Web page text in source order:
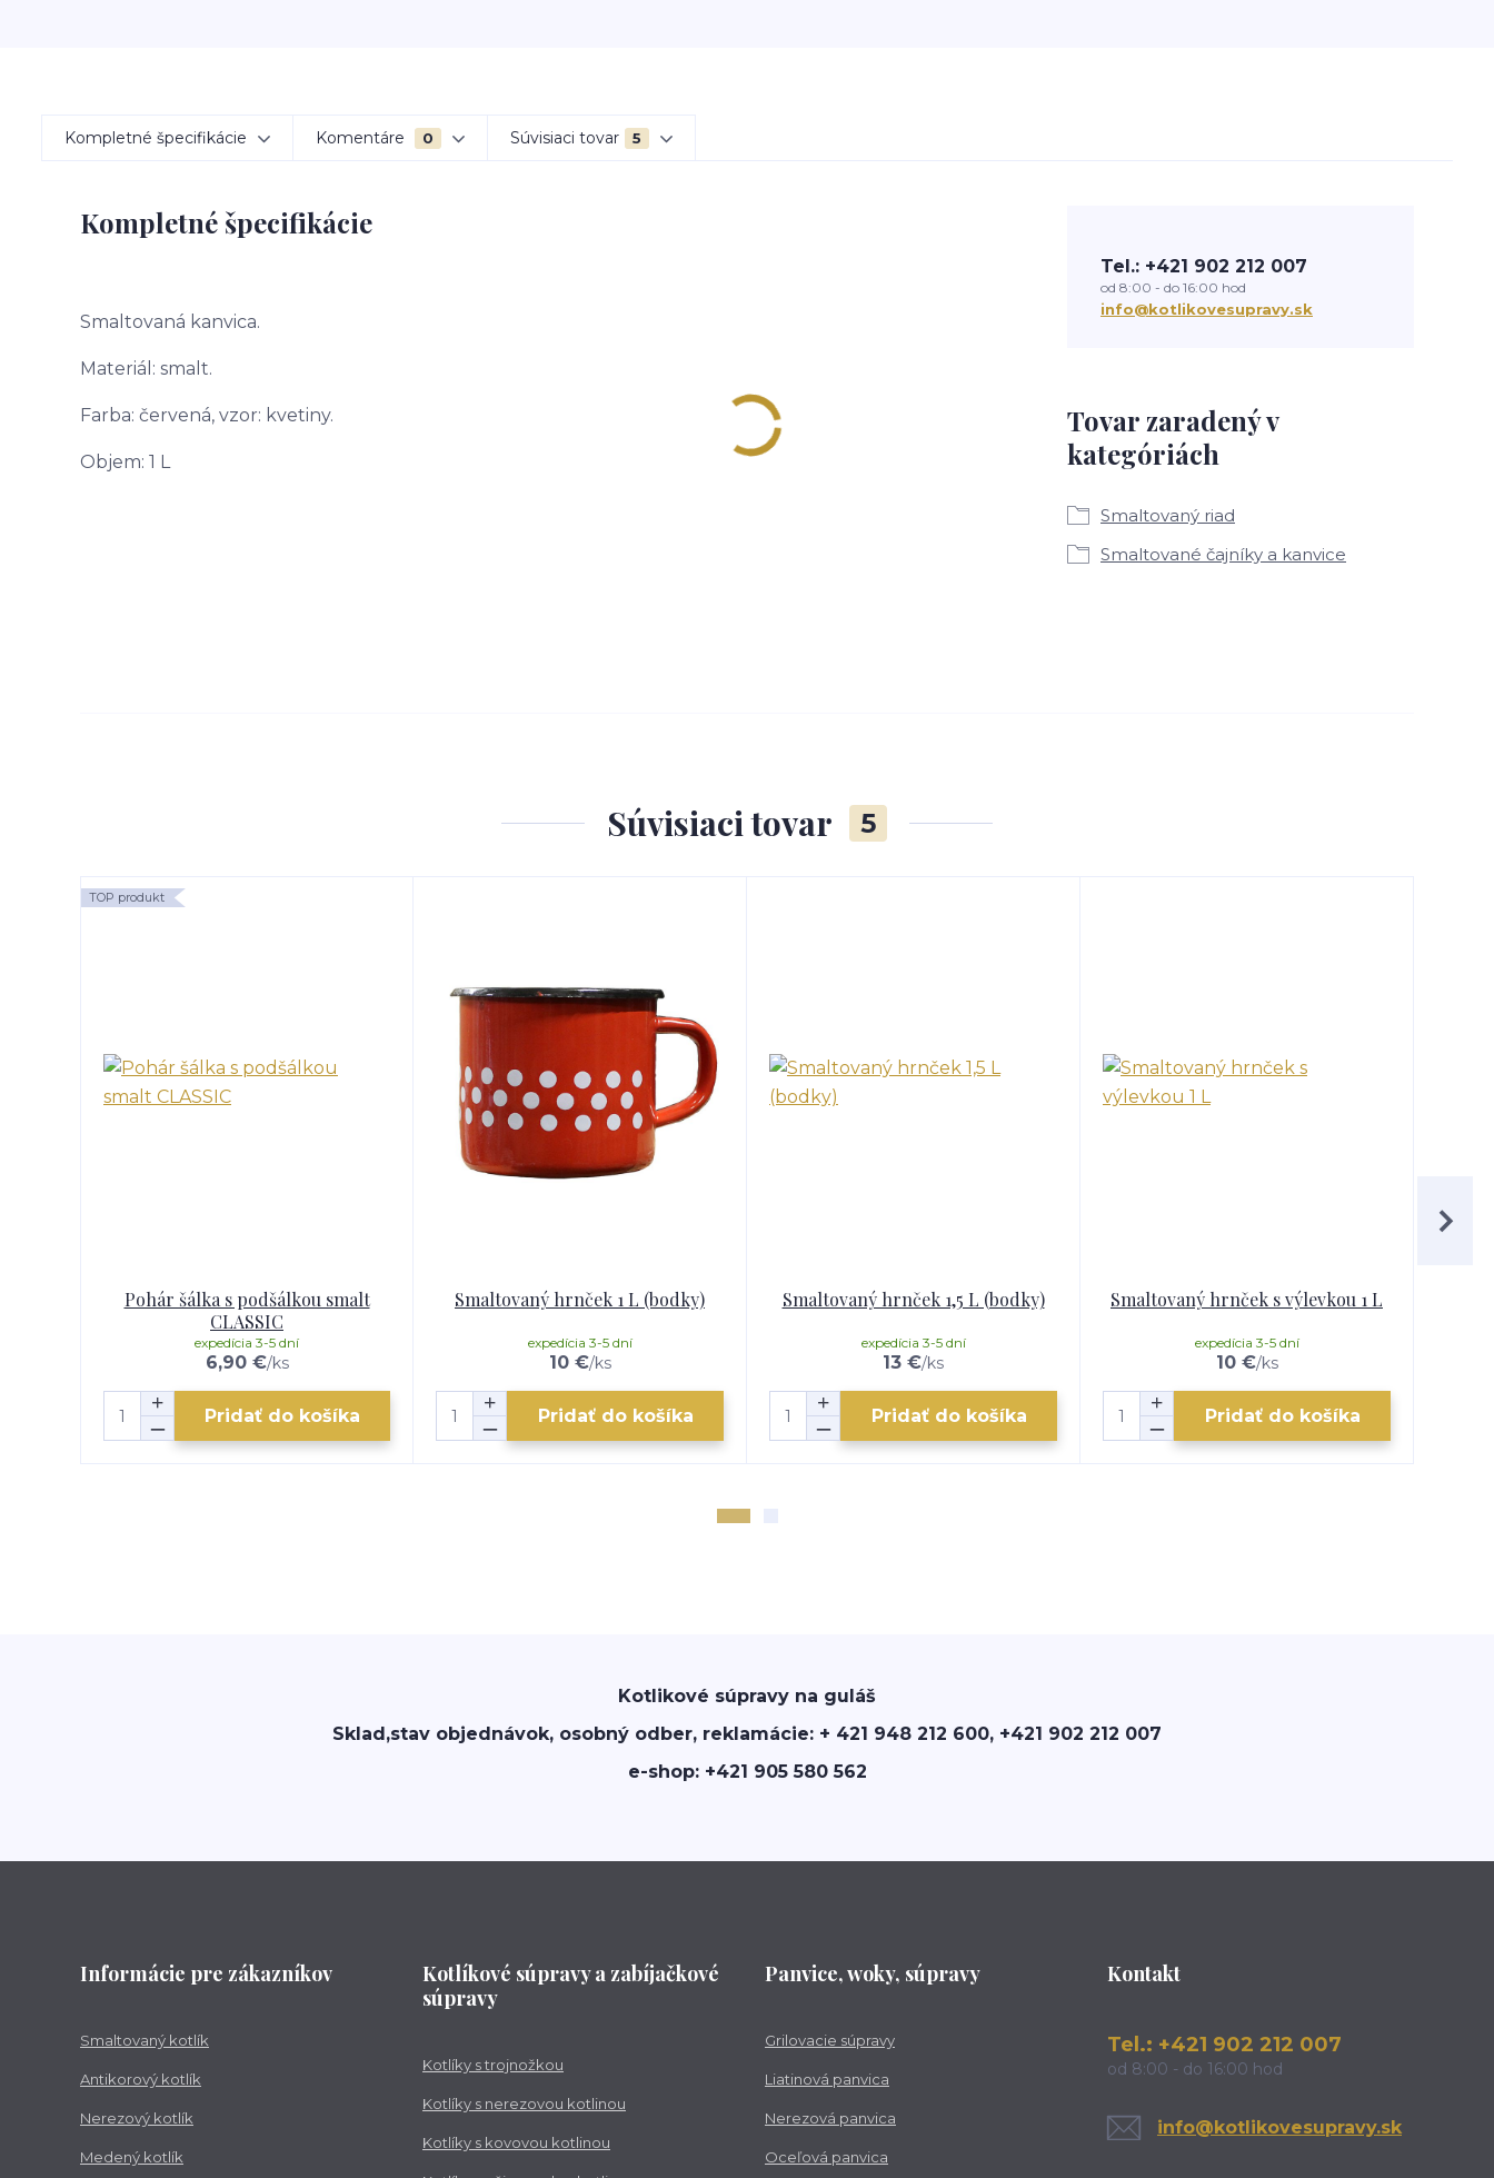
Kompletné špecifikácie Komentáre 0 Súvisiaci tovar 5
Kompletné špecifikácie
Smaltovaná kanvica.
Materiál: smalt.
Farba: červená, vzor: kvetiny.
Objem: 1 L
Tovar zaradený v
kategóriách
Smaltovaný riad
Smaltované čajníky a kanvice
Tel.: +421 902 212 007
od 8:00 - do 16:00 hod
info@kotlikovesupravy.sk
Súvisiaci tovar 5
TOP produkt
Pohár šálka s podšálkou smalt
CLASSIC
6,90 €/ks
expedícia 3-5 dní
Pridať do košíka
Smaltovaný hrnček 1 L (bodky)
10 €/ks
expedícia 3-5 dní
Pridať do košíka
Smaltovaný hrnček 1,5 L (bodky)
13 €/ks
expedícia 3-5 dní
Pridať do košíka
Smaltovaný hrnček s výlevkou 1 L
10 €/ks
expedícia 3-5 dní
Pridať do košíka
Kotlikové súpravy na guláš
Sklad,stav objednávok, osobný odber, reklamácie: + 421 948 212 600, +421 902 212 007
e-shop: +421 905 580 562
Informácie pre zákazníkov
Smaltovaný kotlík
Antikorový kotlík
Nerezový kotlík
Medený kotlík
Kotlíkové súpravy a zabíjačkové
súpravy
Kotlíky s trojnožkou
Kotlíky s nerezovou kotlinou
Kotlíky s kovovou kotlinou
Panvice, woky, súpravy
Grilovacie súpravy
Liatinová panvica
Nerezová panvica
Oceľová panvica
Kontakt
Tel.: +421 902 212 007
od 8:00 - do 16:00 hod
info@kotlikovesupravy.sk